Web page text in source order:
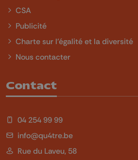
CSA
Publicité
Charte sur l'égalité et la diversité
Nous contacter
Contact
04 254 99 99
info@qu4tre.be
Rue du Laveu, 58